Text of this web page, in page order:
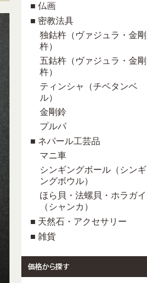
■ 仏画
■ 密教法具
独鈷杵（ヴァジュラ・金剛
杵）
五鈷杵（ヴァジュラ・金剛
杵）
ティンシャ（チベタンベ
ル）
金剛鈴
プルパ
■ ネパール工芸品
マニ車
シンギングボール（シンギ
ングボウル）
ほら貝・法螺貝・ホラガイ
（シャンカ）
■ 天然石・アクセサリー
■ 雑貨